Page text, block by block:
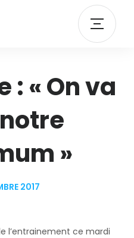
: « On va
»
2017
l’entrainement ce mardi